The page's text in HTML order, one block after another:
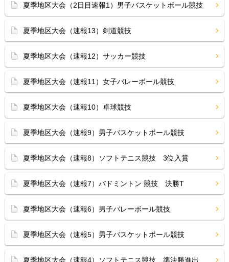
夏季地区大会（2日目速報1）男子バスケットボール競技
夏季地区大会（速報13）剣道競技
夏季地区大会（速報12）サッカー競技
夏季地区大会（速報11）女子バレーボール競技
夏季地区大会（速報10）卓球競技
夏季地区大会（速報9）男子バスケットボール競技
夏季地区大会（速報8）ソフトテニス競技 3位入賞
夏季地区大会（速報7）バドミントン 競技 決勝T
夏季地区大会（速報6）男子バレーボール競技
夏季地区大会（速報5）男子バスケットボール競技
夏季地区大会（速報4）ソフトテニス競技 準決勝進出